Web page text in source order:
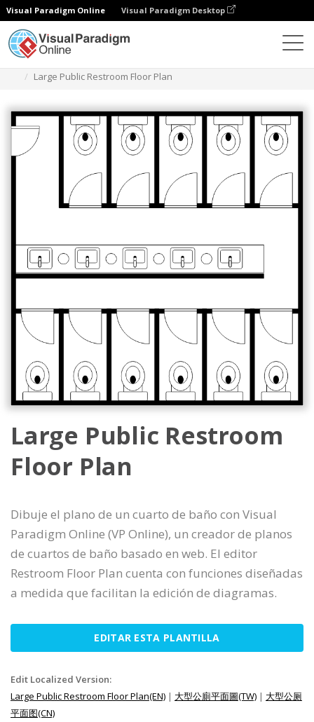
Visual Paradigm Online Visual Paradigm Desktop
Large Public Restroom Floor Plan
Large Public Restroom
Floor Plan
Dibuje el plano de un cuarto de baño con Visual
Paradigm Online (VP Online), un creador de planos
de cuartos de baño basado en web. El editor
Restroom Floor Plan cuenta con funciones diseñadas
a medida que facilitan la edición de diagramas.
EDITAR ESTA PLANTILLA
Edit Localized Version:
Large Public Restroom Floor Plan(EN) | 大型公廁平面圖(TW) | 大型公厕
平面图(CN)